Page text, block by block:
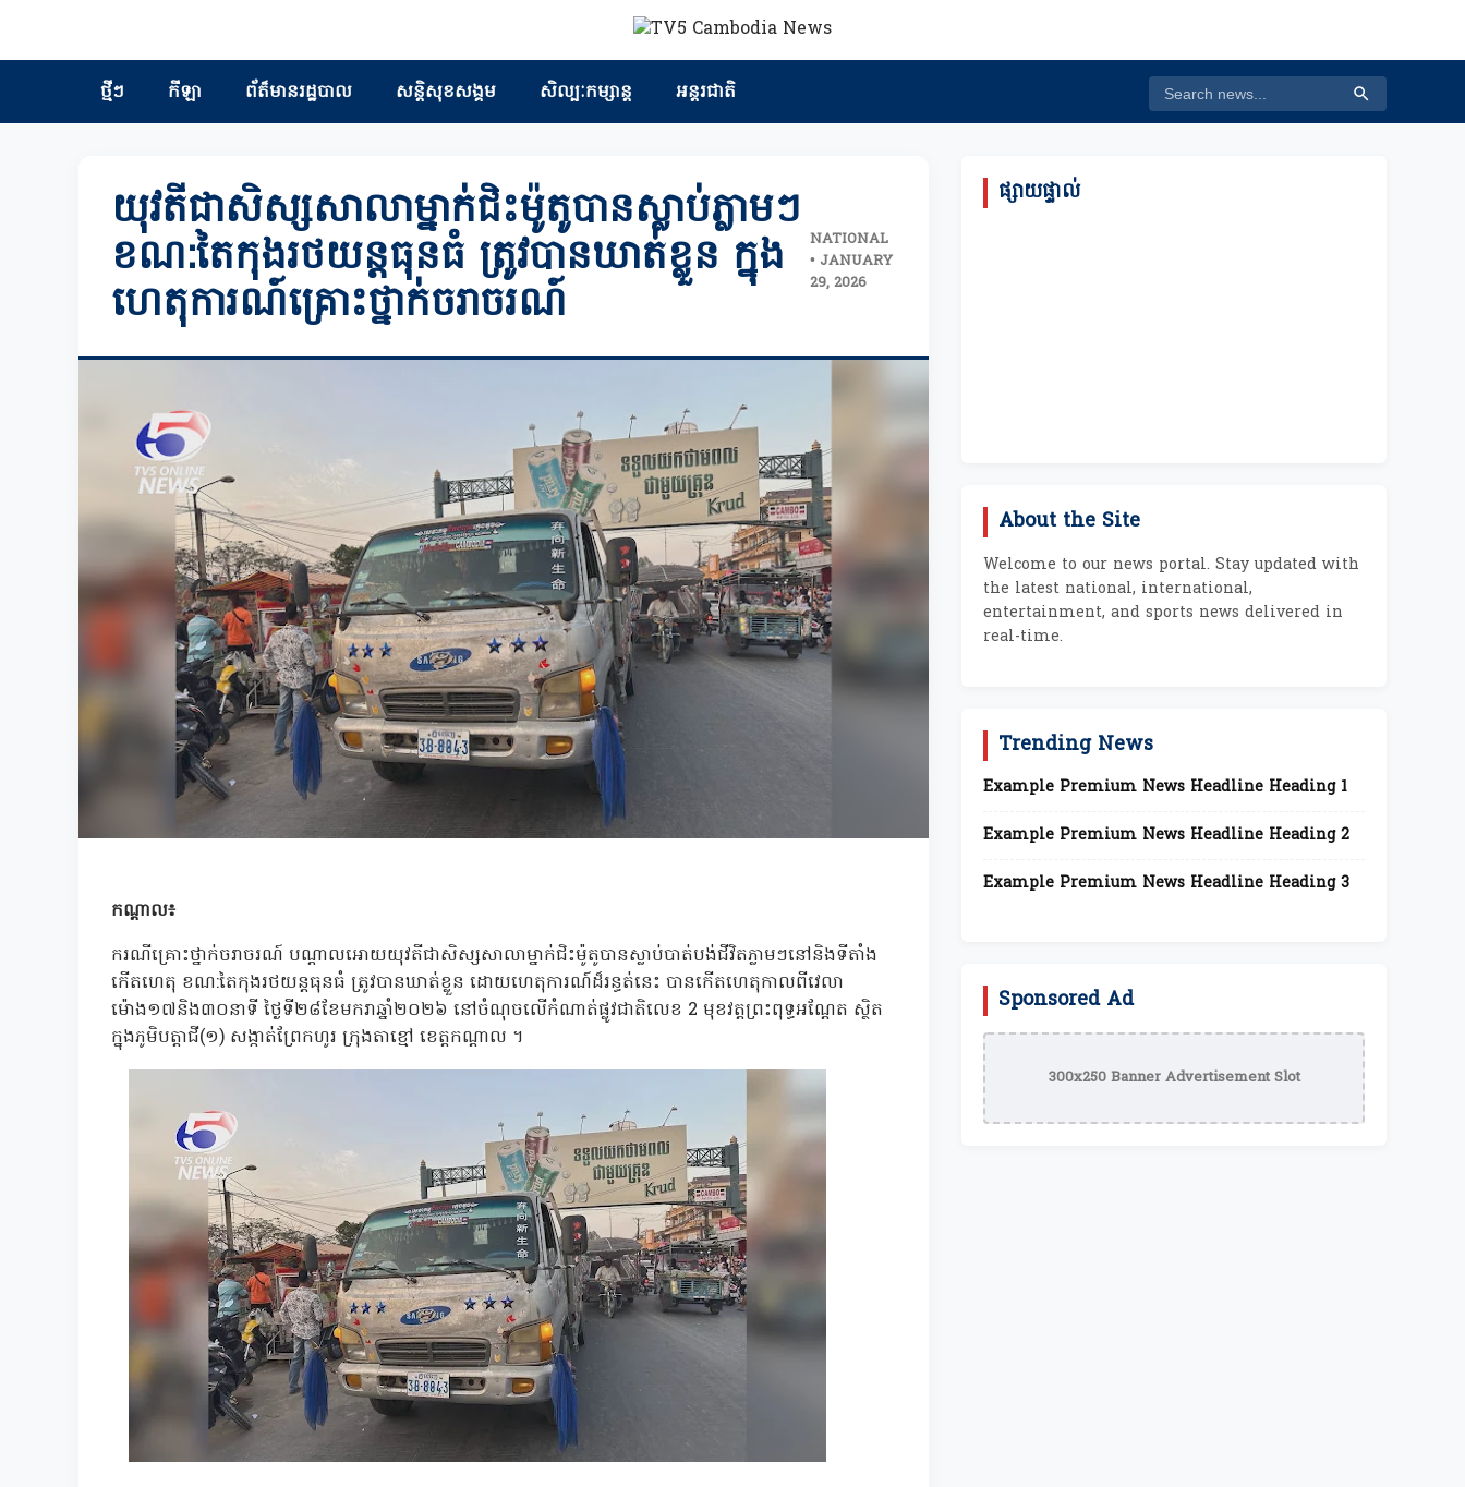
ថ្មីៗ កីឡា ព័ត៏មានរដ្ឋបាល សន្តិសុខសង្គម សិល្បៈកម្សាន្ត អន្តរជាតិ
យុវតីជាសិស្សសាលាម្នាក់ជិះម៉ូតូបានស្លាប់ភ្លាមៗ
ខណ:តៃកុងរថយន្តធុនធំ ត្រូវបានឃាត់ខ្លួន ក្នុង
ហេតុការណ៍គ្រោះថ្នាក់ចរាចរណ៍
NATIONAL
• JANUARY
29, 2026
កណ្តាល៖
ករណីគ្រោះថ្នាក់ចរាចរណ៍ បណ្តាលអោយយុវតីជាសិស្សសាលាម្នាក់ជិះម៉ូតូបានស្លាប់បាត់បង់ជីវិតភ្លាមៗនៅនិងទីតាំង
កើតហេតុ ខណ:តៃកុងរថយន្តធុនធំ ត្រូវបានឃាត់ខ្លួន ដោយហេតុការណ៍ដ៏រន្ធត់នេះ បានកើតហេតុកាលពីវេលា
ម៉ោង១៧និង៣០នាទី ថ្ងៃទី២៨ខែមករាឆ្នាំ២០២៦ នៅចំណុចលើកំណាត់ផ្លូវជាតិលេខ 2 មុខវត្តព្រះពុទ្ធអណ្តែត ស្ថិត
ក្នុងភូមិបត្តាជី(១) សង្កាត់ព្រែកហូរ ក្រុងតាខ្មៅ ខេត្តកណ្តាល ។
ផ្សាយផ្ទាល់
About the Site
Welcome to our news portal. Stay updated with
the latest national, international,
entertainment, and sports news delivered in
real-time.
Trending News
Example Premium News Headline Heading 1
Example Premium News Headline Heading 2
Example Premium News Headline Heading 3
Sponsored Ad
300x250 Banner Advertisement Slot